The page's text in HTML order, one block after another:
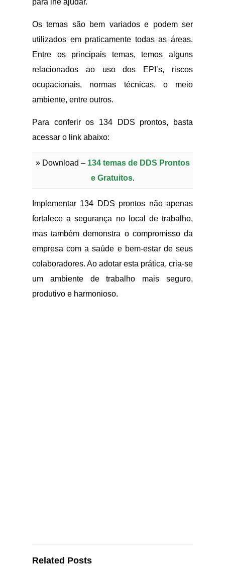
para lhe ajudar.
Os temas são bem variados e podem ser
utilizados em praticamente todas as áreas.
Entre os principais temas, temos alguns
relacionados ao uso dos EPI’s, riscos
ocupacionais, normas técnicas, o meio
ambiente, entre outros.
Para conferir os 134 DDS prontos, basta
acessar o link abaixo:
» Download – 134 temas de DDS Prontos
e Gratuitos.
Implementar 134 DDS prontos não apenas
fortalece a segurança no local de trabalho,
mas também demonstra o compromisso da
empresa com a saúde e bem-estar de seus
colaboradores. Ao adotar esta prática, cria-se
um ambiente de trabalho mais seguro,
produtivo e harmonioso.
Related Posts